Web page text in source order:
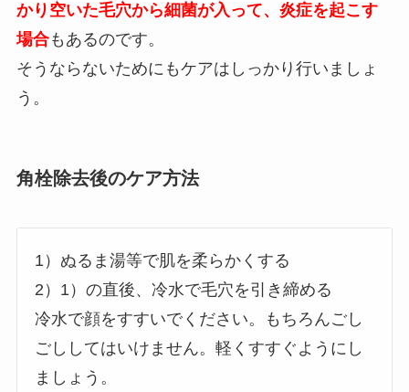
かり空いた毛穴から細菌が入って、炎症を起こす
場合もあるのです。
そうならないためにもケアはしっかり行いましょ
う。
角栓除去後のケア方法
1）ぬるま湯等で肌を柔らかくする
2）1）の直後、冷水で毛穴を引き締める
冷水で顔をすすいでください。もちろんごし
ごししてはいけません。軽くすすぐようにし
ましょう。